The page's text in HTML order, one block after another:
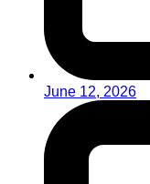
June 12, 2026